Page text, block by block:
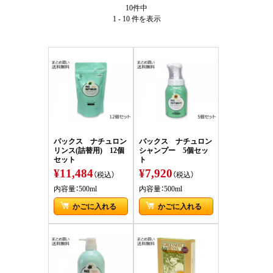
10件中
1 - 10 件を表示
パックス ナチュロン
リンス(詰替用) 12個
セット
¥11,484（税込）
内容量：500ml
かごに入れる
パックス ナチュロン
シャンプー 5個セッ
ト
¥7,920（税込）
内容量：500ml
かごに入れる